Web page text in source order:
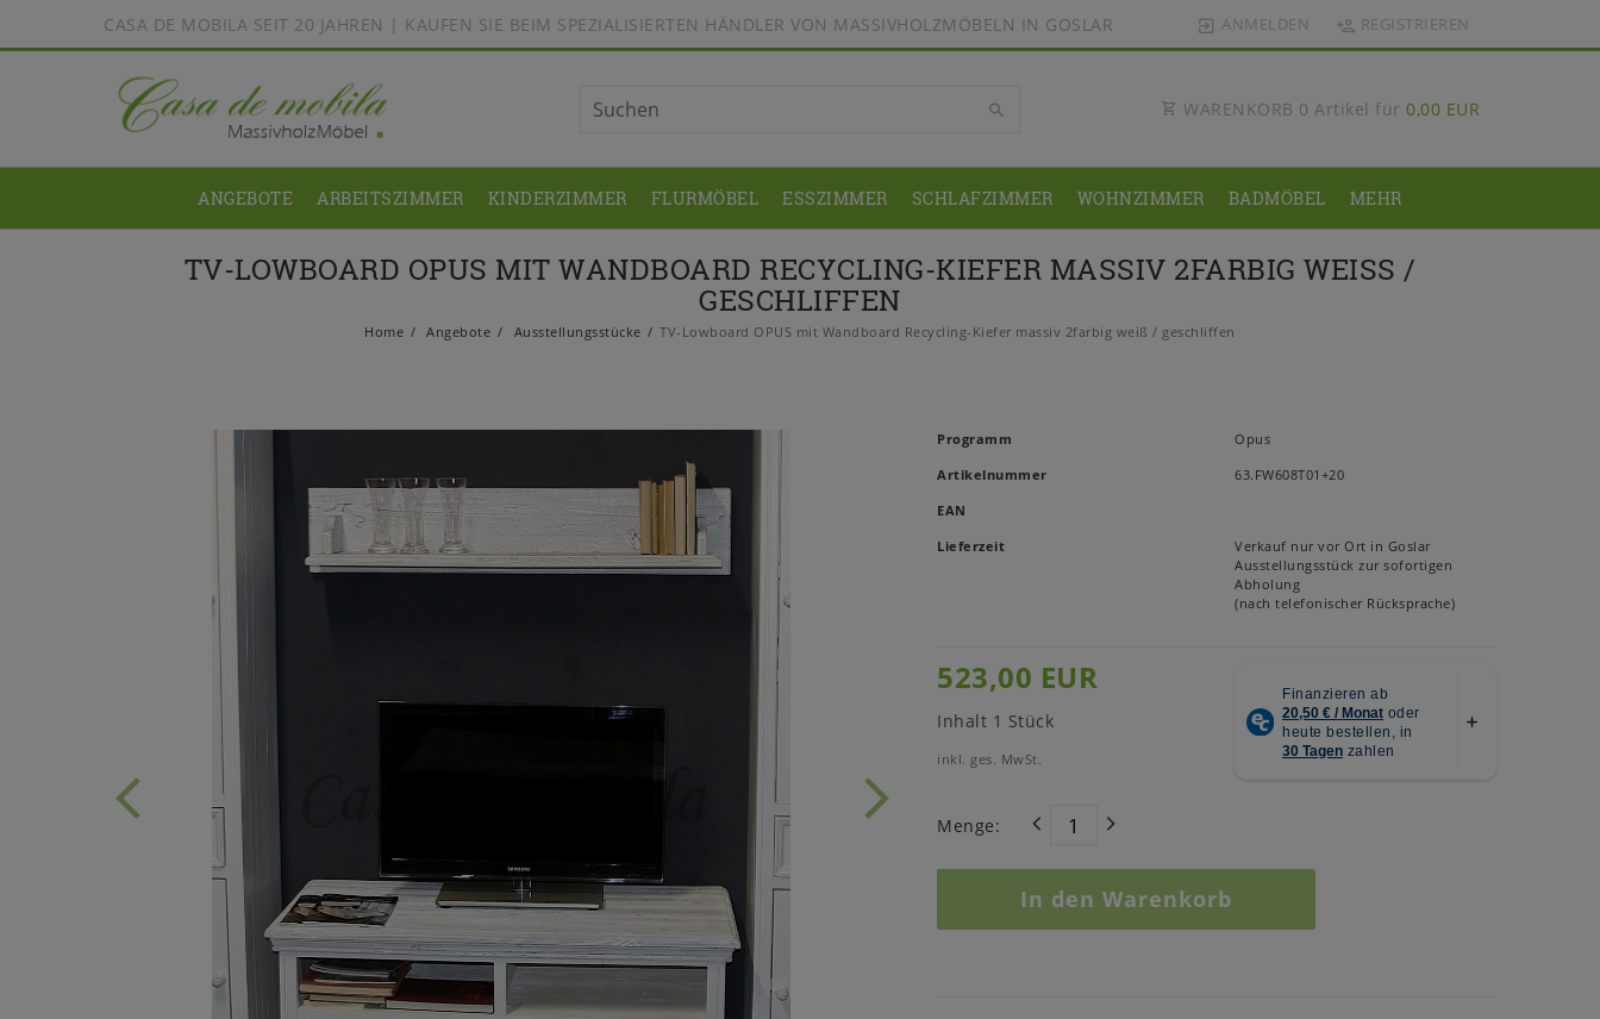
CASA DE MOBILA SEIT 20 JAHREN | KAUFEN SIE BEIM SPEZIALISIERTEN HÄNDLER VON MASSIVHOLZMÖBELN IN GOSLAR ANMELDEN REGISTRIEREN
WARENKORB 0 Artikel für 0,00 EUR
ANGEBOTE ARBEITSZIMMER KINDERZIMMER FLURMÖBEL ESSZIMMER SCHLAFZIMMER WOHNZIMMER BADMÖBEL MEHR
TV-LOWBOARD OPUS MIT WANDBOARD RECYCLING-KIEFER MASSIV 2FARBIG WEISS / G
ESCHLIFFEN
Home Angebote Ausstellungsstücke TV-Lowboard OPUS mit Wandboard Recycling-Kiefer massiv 2farbig weiß / geschliffen
Programm
Opus
Artikelnummer
63.FW608T01+20
EAN
Lieferzeit
Verkauf nur vor Ort in Goslar
Ausstellungsstück zur sofortigen
Abholung
(nach telefonischer Rücksprache)
523,00 EUR
Inhalt 1 Stück
inkl. ges. MwSt.
Menge:
In den Warenkorb